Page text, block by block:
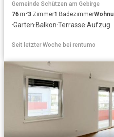
Gemeinde Schützen am Gebirge
76 m²3 Zimmer1 Badezimmer
·Garten·Balkon·Terrasse·Aufzug
Seit letzter Woche bei rentumo